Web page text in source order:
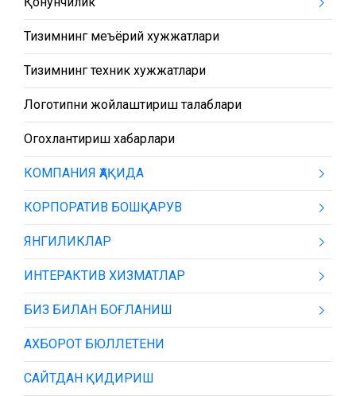
Тизимнинг меъёрий хужжатлари
Тизимнинг техник хужжатлари
Логотипни жойлаштириш талаблари
Огохлантириш хабарлари
КОМПАНИЯ ҲАҚИДА
КОРПОРАТИВ БОШҚАРУВ
ЯНГИЛИКЛАР
ИНТЕРАКТИВ ХИЗМАТЛАР
БИЗ БИЛАН БОҒЛАНИШ
АХБОРОТ БЮЛЛЕТЕНИ
САЙТДАН ҚИДИРИШ